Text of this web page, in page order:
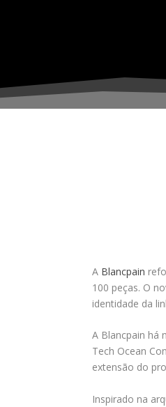
A Blancpain
100 peças. O
identidade da
A Blancpain há
Tech Ocean
extensão do
Inspirado na